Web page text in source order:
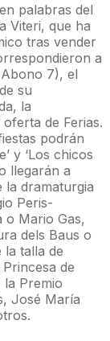
palabras del
Viteri, que ha
tras vender
a
7), el
su
la
de Ferias.
podrán
y ‘Los chicos
llegarán a
la dramaturgia
Peris-
o Mario Gas,
dels Baus o
talla de
de
la Premio
José María